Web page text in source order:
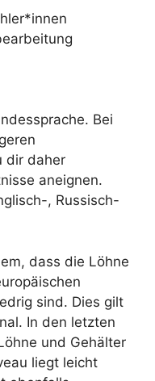
Bei
dir daher
aneignen.
, Russisch-
dass die Löhne
sind. Dies gilt
In den letzten
und Gehälter
liegt leicht